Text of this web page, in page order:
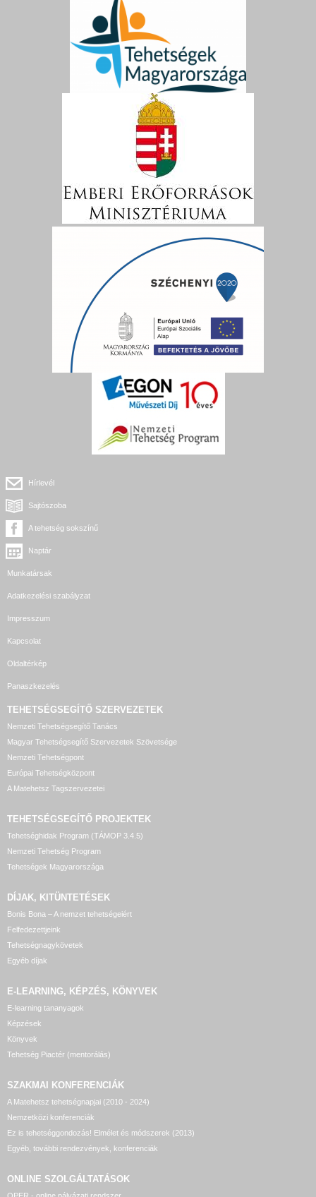
Hírlevél
Sajtószoba
A tehetség sokszínű
Naptár
Munkatársak
Adatkezelési szabályzat
Impresszum
Kapcsolat
Oldaltérkép
Panaszkezelés
TEHETSÉGSEGÍTŐ SZERVEZETEK
Nemzeti Tehetségsegítő Tanács
Magyar Tehetségsegítő Szervezetek Szövetsége
Nemzeti Tehetségpont
Európai Tehetségközpont
A Matehetsz Tagszervezetei
TEHETSÉGSEGÍTŐ PROJEKTEK
Tehetséghidak Program (TÁMOP 3.4.5)
Nemzeti Tehetség Program
Tehetségek Magyarországa
DÍJAK, KITÜNTETÉSEK
Bonis Bona – A nemzet tehetségeiért
Felfedezettjeink
Tehetségnagykövetek
Egyéb díjak
E-LEARNING, KÉPZÉS, KÖNYVEK
E-learning tananyagok
Képzések
Könyvek
Tehetség Piactér (mentorálás)
SZAKMAI KONFERENCIÁK
A Matehetsz tehetségnapjai (2010 - 2024)
Nemzetközi konferenciák
Ez is tehetséggondozás! Elmélet és módszerek (2013)
Egyéb, további rendezvények, konferenciák
ONLINE SZOLGÁLTATÁSOK